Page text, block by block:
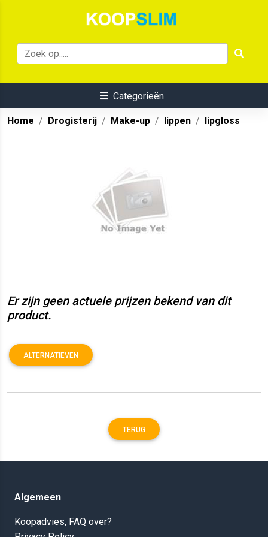
Categorieën
Home Drogisterij Make-up lippen lipgloss
Er zijn geen actuele prijzen bekend van dit
product.
ALTERNATIEVEN
TERUG
Algemeen
Koopadvies, FAQ over?